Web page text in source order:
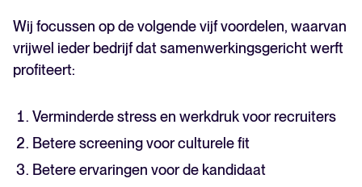
Wij focussen op de volgende vijf voordelen, waarvan
vrijwel ieder bedrijf dat samenwerkingsgericht werft
profiteert:
Verminderde stress en werkdruk voor recruiters
Betere screening voor culturele fit
Betere ervaringen voor de kandidaat